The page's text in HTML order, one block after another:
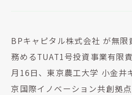
BPキャピタル株式会社 が無限
務めるTUAT1号投資事業有限
月16日、東京農工大学 小金井
京国際イノベーション共創拠点